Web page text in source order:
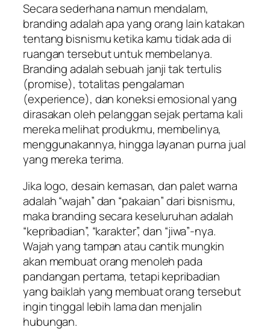
Secara sederhana namun mendalam,
brandingadalah apa yang orang lain katakan
tentang bisnismu ketika kamu tidak ada di
ruangan tersebut untuk membelanya.
Brandingadalah sebuah janji tak tertulis
(promise), totalitas pengalaman
(experience), dan koneksi emosional yang
dirasakan oleh pelanggan sejak pertama kali
mereka melihat produkmu, membelinya,
menggunakannya, hingga layanan purna jual
yang mereka terima.
Jika logo, desain kemasan, dan palet warna
adalah “wajah” dan “pakaian” dari bisnismu,
maka branding secara keseluruhan adalah
“kepribadian”, “karakter”, dan “jiwa”-nya.
Wajah yang tampan atau cantik mungkin
akan membuat orang menoleh pada
pandangan pertama, tetapi kepribadian
yang baiklah yang membuat orang tersebut
ingin tinggal lebih lama dan menjalin
hubungan.